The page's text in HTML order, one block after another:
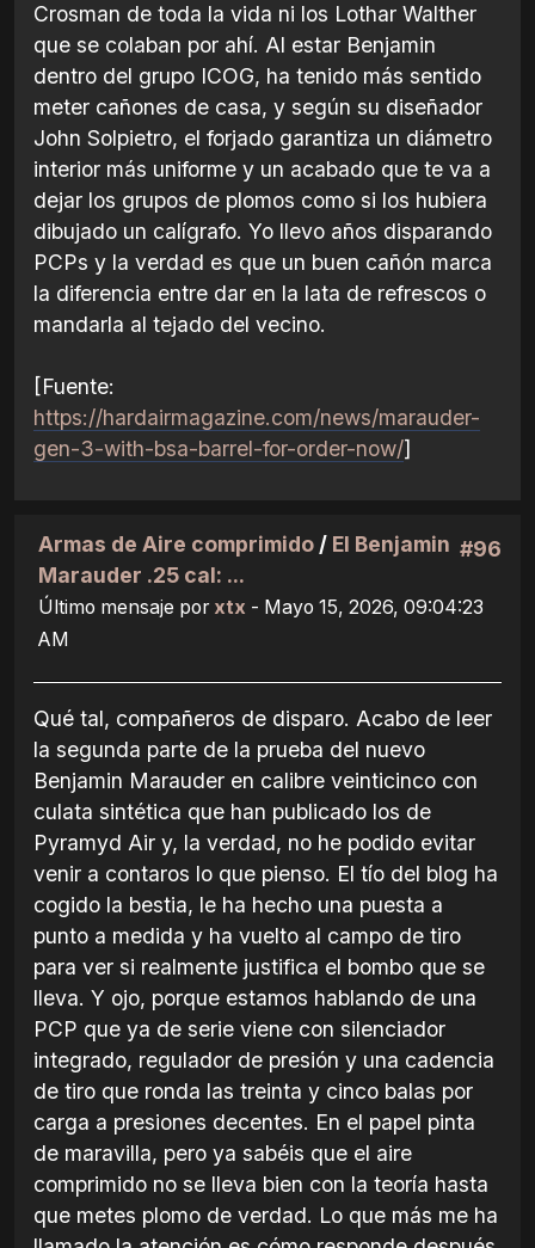
Crosman de toda la vida ni los Lothar Walther
que se colaban por ahí. Al estar Benjamin
dentro del grupo ICOG, ha tenido más sentido
meter cañones de casa, y según su diseñador
John Solpietro, el forjado garantiza un diámetro
interior más uniforme y un acabado que te va a
dejar los grupos de plomos como si los hubiera
dibujado un calígrafo. Yo llevo años disparando
PCPs y la verdad es que un buen cañón marca
la diferencia entre dar en la lata de refrescos o
mandarla al tejado del vecino.
[Fuente:
https://hardairmagazine.com/news/marauder-
gen-3-with-bsa-barrel-for-order-now/]
#96
Armas de Aire comprimido / El Benjamin
Marauder .25 cal: ...
Último mensaje por xtx - Mayo 15, 2026, 09:04:23
AM
Qué tal, compañeros de disparo. Acabo de leer
la segunda parte de la prueba del nuevo
Benjamin Marauder en calibre veinticinco con
culata sintética que han publicado los de
Pyramyd Air y, la verdad, no he podido evitar
venir a contaros lo que pienso. El tío del blog ha
cogido la bestia, le ha hecho una puesta a
punto a medida y ha vuelto al campo de tiro
para ver si realmente justifica el bombo que se
lleva. Y ojo, porque estamos hablando de una
PCP que ya de serie viene con silenciador
integrado, regulador de presión y una cadencia
de tiro que ronda las treinta y cinco balas por
carga a presiones decentes. En el papel pinta
de maravilla, pero ya sabéis que el aire
comprimido no se lleva bien con la teoría hasta
que metes plomo de verdad. Lo que más me ha